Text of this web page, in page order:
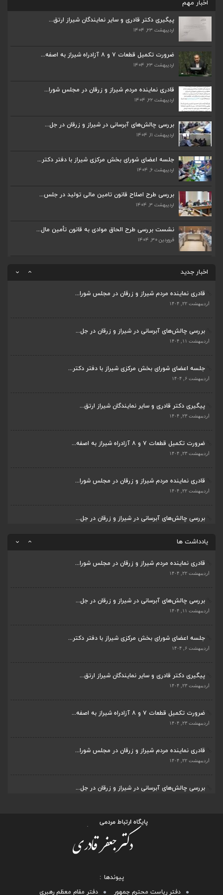
اخبار مهم
پیگیری دکتر قادری و سایر نمایندگان شیراز ارتق...
اردیبهشت ۲۳, ۱۴۰۴
ضرورت تکمیل قطعات ۷ و ۸ آزادراه شیراز به اصفه...
اردیبهشت ۲۳, ۱۴۰۴
قادری نماینده مردم شیراز و زرقان در مجلس شورا...
اردیبهشت ۲۲, ۱۴۰۴
بررسی چالش‌های آبرسانی در شیراز و زرقان در جل...
اردیبهشت ۱۱, ۱۴۰۴
جلسه اعضای شورای بخش مرکزی شیراز با دفتر دکتر...
اردیبهشت ۶, ۱۴۰۴
بررسی طرح اصلاح قانون تامین مالی تولید در جلس...
اردیبهشت ۳, ۱۴۰۴
نشست بررسی طرح الحاق موادی به قانون تأمین مال...
فروردین ۳۰, ۱۴۰۴
اخبار جدید
ضرورت تکمیل قطعات ۷ و ۸ آزادراه شیراز به اصفه...
قادری نماینده مردم شیراز و زرقان در مجلس شورا...
بررسی چالش‌های آبرسانی در شیراز و زرقان در جل...
جلسه اعضای شورای بخش مرکزی شیراز با دفتر دکتر...
اردیبهشت ۶, ۱۴۰۴
پیگیری دکتر قادری و سایر نمایندگان شیراز ارتق...
اردیبهشت ۲۳, ۱۴۰۴
قادری نماینده مردم شیراز و زرقان در مجلس شورا...
اردیبهشت ۲۲, ۱۴۰۴
بررسی چالش‌های آبرسانی در شیراز و زرقان در جل...
اردیبهشت ۱۱, ۱۴۰۴
جلسه اعضای شورای بخش مرکزی شیراز با دفتر دکتر...
اردیبهشت ۶, ۱۴۰۴
پیگیری دکتر قادری و سایر نمایندگان شیراز ارتق...
اردیبهشت ۲۳, ۱۴۰۴
ضرورت تکمیل قطعات ۷ و ۸ آزادراه شیراز به اصفه...
اردیبهشت ۲۳, ۱۴۰۴
قادری نماینده مردم شیراز و زرقان در مجلس شورا...
اردیبهشت ۲۲, ۱۴۰۴
بررسی چالش‌های آبرسانی در شیراز و زرقان در جل...
یادداشت ها
ضرورت تکمیل قطعات ۷ و ۸ آزادراه شیراز به اصفه...
قادری نماینده مردم شیراز و زرقان در مجلس شورا...
بررسی چالش‌های آبرسانی در شیراز و زرقان در جل...
جلسه اعضای شورای بخش مرکزی شیراز با دفتر دکتر...
پیگیری دکتر قادری و سایر نمایندگان شیراز ارتق...
قادری نماینده مردم شیراز و زرقان در مجلس شورا...
اردیبهشت ۲۲, ۱۴۰۴
بررسی چالش‌های آبرسانی در شیراز و زرقان در جل...
اردیبهشت ۱۱, ۱۴۰۴
جلسه اعضای شورای بخش مرکزی شیراز با دفتر دکتر...
اردیبهشت ۶, ۱۴۰۴
پیگیری دکتر قادری و سایر نمایندگان شیراز ارتق...
اردیبهشت ۲۳, ۱۴۰۴
ضرورت تکمیل قطعات ۷ و ۸ آزادراه شیراز به اصفه...
اردیبهشت ۲۳, ۱۴۰۴
قادری نماینده مردم شیراز و زرقان در مجلس شورا...
اردیبهشت ۲۲, ۱۴۰۴
بررسی چالش‌های آبرسانی در شیراز و زرقان در جل...
پیوندها
دفتر ریاست محترم جمهور دفتر مقام معظم رهبری